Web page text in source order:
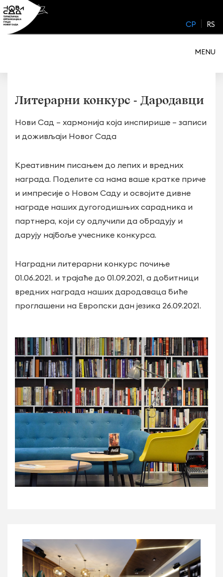
Skip
to
content
CP RS
MENU
Литерарни конкурс - Дародавци
Нови Сад – хармонија која инспирише – записи
и доживљаји Новог Сада
Креативним писањем до лепих и вредних
награда. Поделите са нама ваше кратке приче
и импресије о Новом Саду и освојите дивне
награде наших дугогодишњих сарадника и
партнера, који су одлучили да обрадују и
дарују најбоље учеснике конкурса.
Наградни литерарни конкурс почиње
01.06.2021. и трајаће до 01.09.2021, а добитници
вредних награда наших дародаваца биће
проглашени на Европски дан језика 26.09.2021.